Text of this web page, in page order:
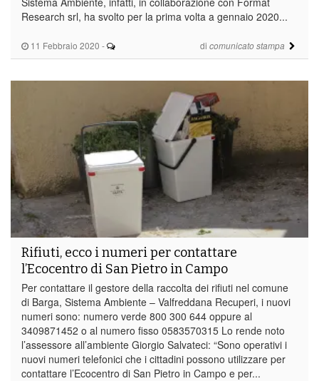
11 Febbraio 2020 - di comunicato stampa
Research srl, ha svolto per la prima volta a gennaio 2020...
Rifiuti, ecco i numeri per contattare
l’Ecocentro di San Pietro in Campo
Per contattare il gestore della raccolta dei rifiuti nel comune
di Barga, Sistema Ambiente – Valfreddana Recuperi, i nuovi
numeri sono: numero verde 800 300 644 oppure al
3409871452 o al numero fisso 0583570315 Lo rende noto
l’assessore all’ambiente Giorgio Salvateci: “Sono operativi i
nuovi numeri telefonici che i cittadini possono utilizzare per
contattare l’Ecocentro di San Pietro in Campo e per...